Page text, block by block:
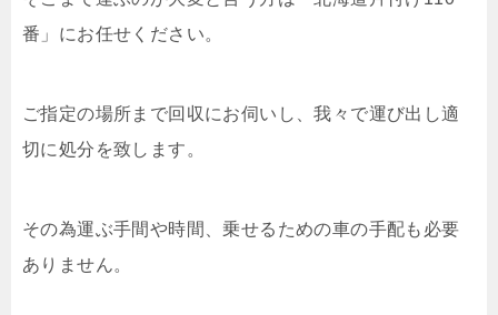
番」にお任せください。
ご指定の場所まで回収にお伺いし、我々で運び出し適
切に処分を致します。
その為運ぶ手間や時間、乗せるための車の手配も必要
ありません。